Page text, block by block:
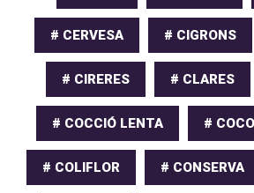
# CERVESA # CIGRONS
# CIRERES # CLARES
# COCCIÓ LENTA # COCO
# COLIFLOR # CONSERVA